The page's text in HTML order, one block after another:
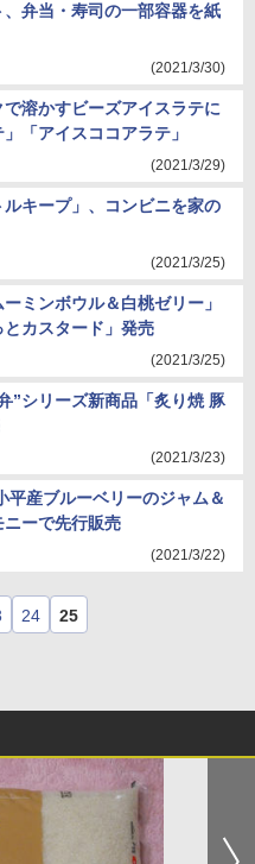
弁当・寿司の一部容器を紙
(2021/3/30)
溶かすビーズアイスラテに
」「アイスココアラテ」
(2021/3/29)
ルキープ」、コンビニを家の
(2021/3/25)
ミンボウル＆白桃ゼリー」
とカスタード」発売
(2021/3/25)
”シリーズ新商品「炙り焼 豚
(2021/3/23)
平産ブルーベリーのジャム＆
ーで先行販売
(2021/3/22)
24 25